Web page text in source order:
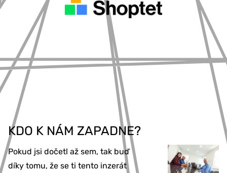
KDO K NÁM ZAPADNE?
Pokud jsi dočetl až sem, tak buď
díky tomu, že se ti tento inzerát